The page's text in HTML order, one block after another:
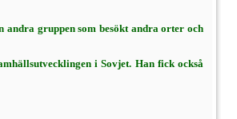
gruppen som besökt andra orter och
i Sovjet. Han fick också